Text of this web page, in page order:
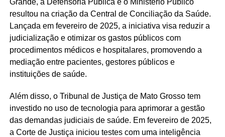
resultou na criação da Central de Conciliação da Saúde.
Lançada em fevereiro de 2025, a iniciativa visa reduzir a
judicialização e otimizar os gastos públicos com
procedimentos médicos e hospitalares, promovendo a
mediação entre pacientes, gestores públicos e
instituições de saúde.
Além disso, o Tribunal de Justiça de Mato Grosso tem
investido no uso de tecnologia para aprimorar a gestão
das demandas judiciais de saúde. Em fevereiro de 2025,
a Corte de Justiça iniciou testes com uma inteligência